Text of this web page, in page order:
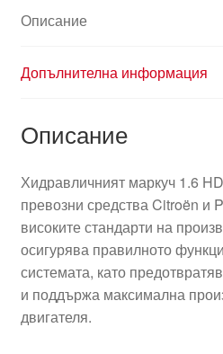
Описание
Допълнителна информация
Описание
Хидравличният маркуч 1.6
превозни средства Citroën и
високите стандарти на
осигурява правилното
системата, като
и поддържа максимална
двигателя.